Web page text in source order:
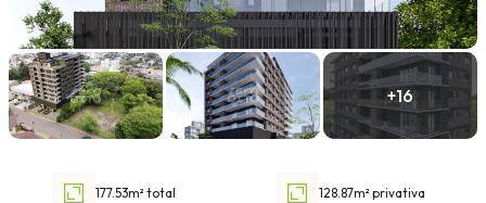
Faixa de valor
30.000,00até1.000.000,00 ou +
177.53m² total 128.87m² privativa